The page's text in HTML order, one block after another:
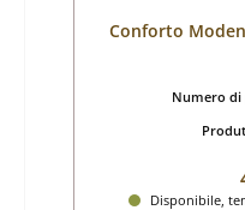
Conforto
Numero
Disponibile,